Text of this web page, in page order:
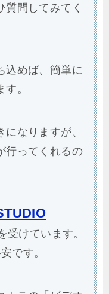
質問してみてく
込めば、簡単に
。
なりますが、
行ってくれるの
受けています。
です。